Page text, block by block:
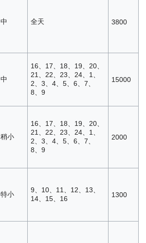
中 全天 3800
中
16、17、18、19、20、
21、22、23、24、1、
2、3、4、5、6、7、
8、9
15000
稍小
16、17、18、19、20、
21、22、23、24、1、
2、3、4、5、6、7、
8、9
2000
特小
9、10、11、12、13、
14、15、16
1300